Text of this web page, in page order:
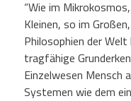
“Wie im
Kleinen, so im
Philosophien der
tragfähige
Einzelwesen Mensch
Systemen wie dem